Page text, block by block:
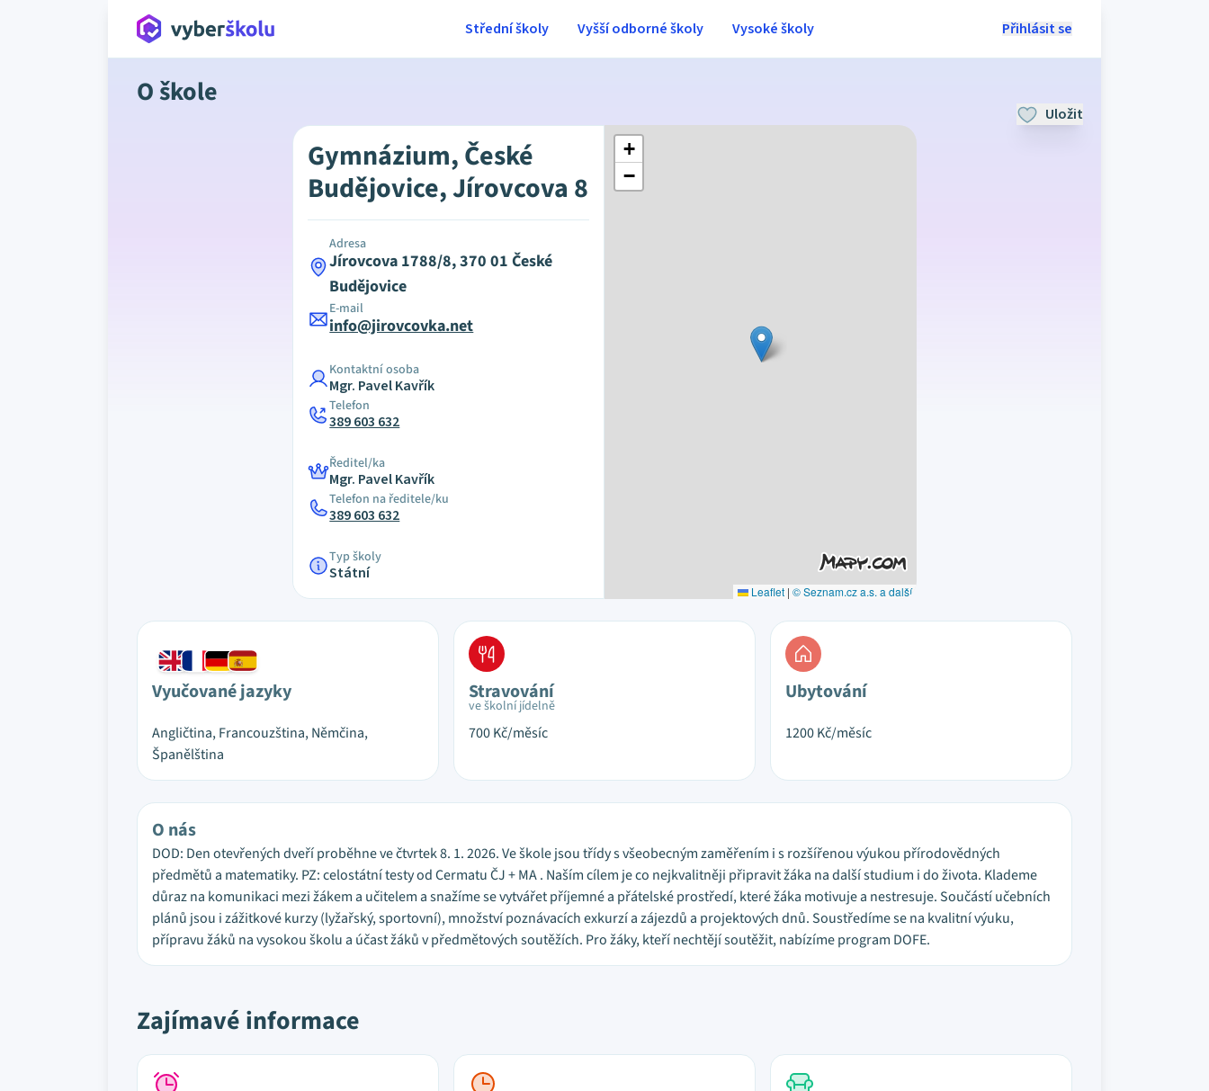
Přihlásit se
Střední školy Vyšší odborné školy Vysoké školy
O škole
Uložit
Gymnázium, České
Budějovice, Jírovcova 8
Adresa
Jírovcova 1788/8, 370 01 České
Budějovice
E-mail
info@jirovcovka.net
Kontaktní osoba
Mgr. Pavel Kavřík
Telefon
389 603 632
Ředitel/ka
Mgr. Pavel Kavřík
Telefon na ředitele/ku
389 603 632
Typ školy
Státní
+
−
Leaflet | © Seznam.cz a.s. a další
Vyučované jazyky
Angličtina, Francouzština, Němčina,
Španělština
Stravování
ve školní jídelně
700Kč/měsíc
Ubytování
1200Kč/měsíc
O nás
DOD: Den otevřených dveří proběhne ve čtvrtek 8. 1. 2026. Ve škole jsou třídy s všeobecným zaměřením i s rozšířenou výukou přírodovědných
předmětů a matematiky. PZ: celostátní testy od Cermatu ČJ + MA . Naším cílem je co nejkvalitněji připravit žáka na další studium i do života. Klademe
důraz na komunikaci mezi žákem a učitelem a snažíme se vytvářet příjemné a přátelské prostředí, které žáka motivuje a nestresuje. Součástí učebních
plánů jsou i zážitkové kurzy (lyžařský, sportovní), množství poznávacích exkurzí a zájezdů a projektových dnů. Soustředíme se na kvalitní výuku,
přípravu žáků na vysokou školu a účast žáků v předmětových soutěžích. Pro žáky, kteří nechtějí soutěžit, nabízíme program DOFE.
Zajímavé informace